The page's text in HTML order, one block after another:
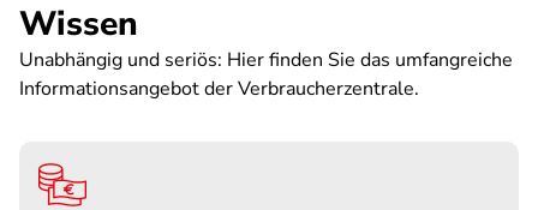
Wissen
Unabhängig und seriös: Hier finden Sie das umfangreiche
Informationsangebot der Verbraucherzentrale.